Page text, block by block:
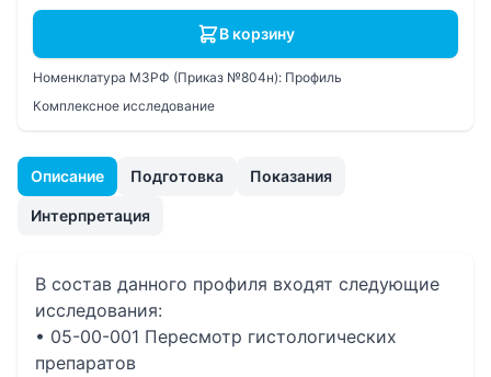
Описание Подготовка Показания
Интерпретация
В состав данного профиля входят следующие
исследования:
• 05-00-001 Пересмотр гистологических
препаратов
В корзину
Номенклатура МЗРФ (Приказ №804н): Профиль
Комплексное исследование